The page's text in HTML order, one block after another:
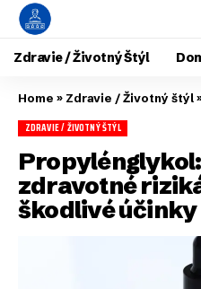
Zdravie / Životný Štýl
Home » Zdravie / Životný štýl
ZDRAVIE / ŽIVOTNÝ ŠTÝL
zdravotné
škodlivé účinky